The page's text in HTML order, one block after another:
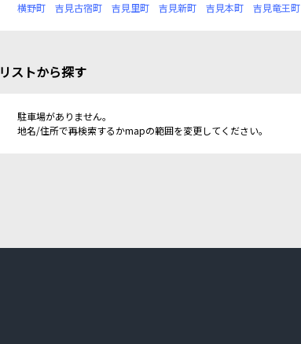
横野町
吉見古宿町 吉見里町 吉見新町 吉見本町 吉見竜王町
リストから探す
駐車場がありません。
地名/住所で再検索するかmapの範囲を変更してください。